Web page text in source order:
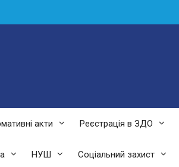
акти Реєстрація в ЗДО
НУШ Соціальний захист